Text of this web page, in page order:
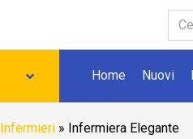
Home Nuovi
Infermieri » Infermiera Elegante